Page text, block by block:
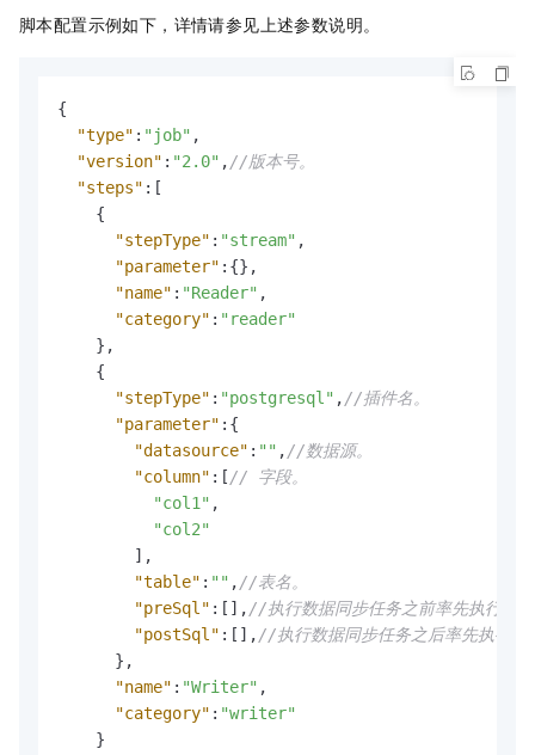
脚本配置示例如下，详情请参见上述参数说明。
{
"type" : "job" ,
"version" : "2.0" ,//版本号。
"steps" : [
{
"stepType" : "stream" ,
"parameter" : {} ,
"name" : "Reader" ,
"category" : "reader"
} ,
{
"stepType" : "postgresql" ,//插件名。
"parameter" : {
"datasource" : "" ,//数据源。
"column" : [// 字段。
"col1" ,
"col2"
] ,
"table" : "" ,//表名。
"preSql" : [ ] ,//执行数据同步任务之前率先执行的
"postSql" : [ ] ,//执行数据同步任务之后率先执行的
} ,
"name" : "Writer" ,
"category" : "writer"
}